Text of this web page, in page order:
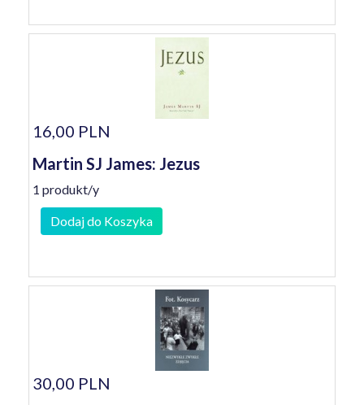
16,00 PLN
Martin SJ James: Jezus
1 produkt/y
Dodaj do Koszyka
30,00 PLN